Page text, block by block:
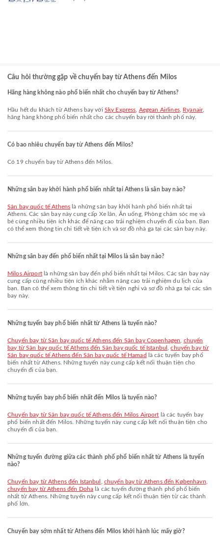
Câu hỏi thường gặp về chuyến bay từ Athens đến Milos
Hãng hàng không nào phổ biến nhất cho chuyến bay từ Athens?
Hầu hết du khách từ Athens bay với Sky Express Aegean Airlines, Ryanair,
hãng hàng không phổ biến nhất cho các chuyến bay rời thành phố này.
Có bao nhiêu chuyến bay từ Athens đến Milos?
Có 19 chuyến bay từ Athens đến Milos.
Những sân bay khởi hành phổ biến nhất tại Athens là sân bay nào?
Sân bay quốc tế Athens là những sân bay khởi hành phổ biến nhất tại
Athens. Các sân bay này cung cấp Xe lăn, Ăn uống, Phòng chăm sóc mẹ và
bé cùng nhiều tiện ích khác để nâng cao trải nghiệm chuyến đi của bạn. Bạn
có thể xem thông tin chi tiết về tiện ích và sơ đồ nhà ga tại các sân bay này.
Những sân bay đến phổ biến nhất tại Milos là sân bay nào?
Milos Airportlà những sân bay đến phổ biến nhất tại Milos. Các sân bay này
cung cấp cùng nhiều tiện ích khác nhằm nâng cao trải nghiệm du lịch của
bạn. Bạn có thể xem thông tin chi tiết về tiện nghi và sơ đồ nhà ga tại các sân
bay này.
Những tuyến bay phổ biến nhất từ Athens là tuyến nào?
chuyến bay từ Sân bay quốc tế Athens đến Sân bay Copenhagen
chuyến
bay từ Sân bay quốc tế Athens đến Sân bay quốc tế Istanbul
,chuyến bay từ
Sân bay quốc tế Athens đến Sân bay quốc tế Hamad
là các tuyến bay phổ
biến nhất từ Athens. Những tuyến này cung cấp kết nối thuận tiện cho
chuyến đi của bạn.
Những tuyến bay phổ biến nhất đến Milos là tuyến nào?
chuyến bay từ Sân bay quốc tế Athens đến Milos Airport là các tuyến bay
phổ biến nhất đến Milos. Những tuyến này cung cấp kết nối thuận tiện cho
chuyến đi của bạn.
Những tuyến đường giữa các thành phố phổ biến nhất từ Athens là tuyến
nào?
chuyến bay từ Athens đến Istanbul chuyến bay từ Athens đến København
chuyến bay từ Athens đến Doha là các tuyến đường thành phố phổ biến
nhất từ Athens. Những tuyến này cung cấp kết nối thuận tiện từ các thành
phố lớn.
Chuyến bay sớm nhất từ Athens đến Milos khởi hành lúc mấy giờ?